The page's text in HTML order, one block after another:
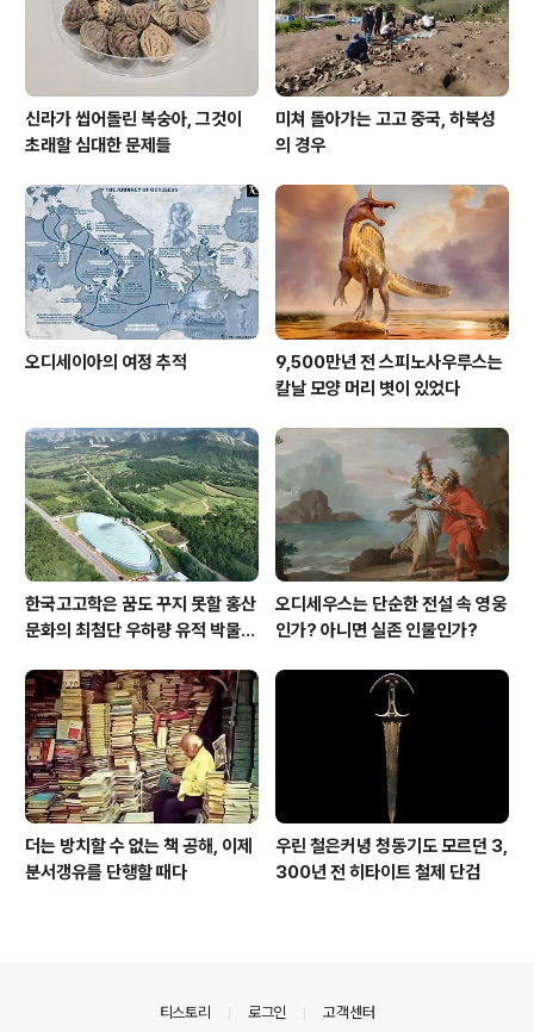
신라가 씹어돌린 복숭아, 그것이
초래할 심대한 문제들
미쳐 돌아가는 고고 중국, 하북성
의 경우
오디세이아의 여정 추적
9,500만년 전 스피노사우루스는
칼날 모양 머리 볏이 있었다
한국고고학은 꿈도 꾸지 못할 홍산
문화의 최첨단 우하량 유적 박물관
오디세우스는 단순한 전설 속 영웅
인가? 아니면 실존 인물인가?
더는 방치할 수 없는 책 공해, 이제
분서갱유를 단행할 때다
우린 철은커녕 청동기도 모르던 3,
300년 전 히타이트 철제 단검
티스토리 로그인 고객센터